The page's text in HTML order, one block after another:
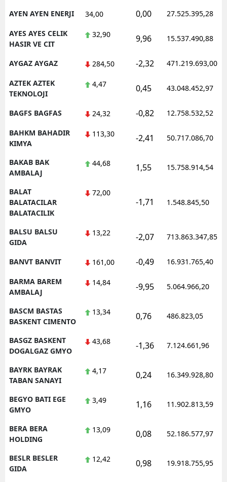
AYEN AYEN ENERJI 34,00 0,00 27.525.395,28
AYES AYES CELIK
HASIR VE CIT
32,90 9,96 15.537.490,88
AYGAZ AYGAZ 284,50 -2,32 471.219.693,00
AZTEK AZTEK
TEKNOLOJI
4,47 0,45 43.048.452,97
BAGFS BAGFAS 24,32 -0,82 12.758.532,52
BAHKM BAHADIR
KIMYA
113,30 -2,41 50.717.086,70
BAKAB BAK
AMBALAJ
44,68 1,55 15.758.914,54
BALAT
BALATACILAR
BALATACILIK
72,00
-1,71 1.548.845,50
BALSU BALSU
GIDA
13,22 -2,07 713.863.347,85
BANVT BANVIT 161,00 -0,49 16.931.765,40
BARMA BAREM
AMBALAJ
14,84 -9,95 5.064.966,20
BASCM BASTAS
BASKENT CIMENTO
13,34 0,76 486.823,05
BASGZ BASKENT
DOGALGAZ GMYO
43,68 -1,36 7.124.661,96
BAYRK BAYRAK
TABAN SANAYI
4,17 0,24 16.349.928,80
BEGYO BATI EGE
GMYO
3,49 1,16 11.902.813,59
BERA BERA
HOLDING
13,09 0,08 52.186.577,97
BESLR BESLER
GIDA
12,42 0,98 19.918.755,95